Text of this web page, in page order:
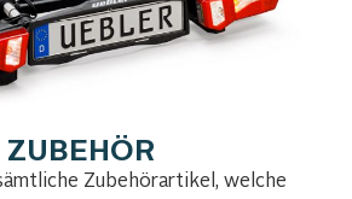
ZUBEHÖR
Zubehörartikel, welche